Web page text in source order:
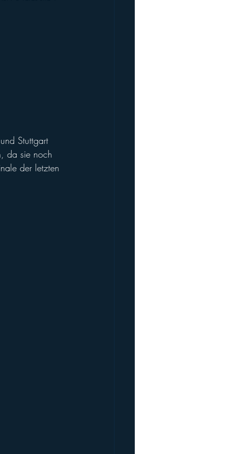
Stuttgart
da sie noch
der letzten